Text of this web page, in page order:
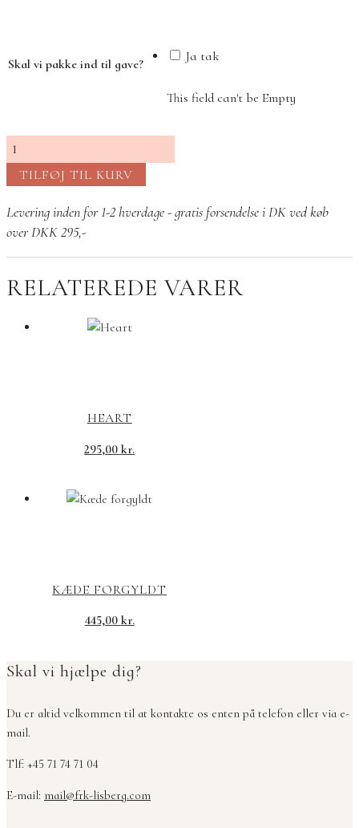
Skal vi pakke ind til gave?
Ja tak
This field can't be Empty
Jeg
elsker
dig
antal
TILFØJ TIL KURV
Levering inden for 1-2 hverdage - gratis forsendelse i DK ved køb
over DKK 295,-
RELATEREDE VARER
HEART
295,00kr.
KÆDE FORGYLDT
445,00 kr.
Skal vi hjælpe dig?
Du er altid velkommen til at kontakte os enten på telefon eller via e-
mail.
Tlf: +45 71 74 71 04
E-mail: mail@frk-lisberg.com